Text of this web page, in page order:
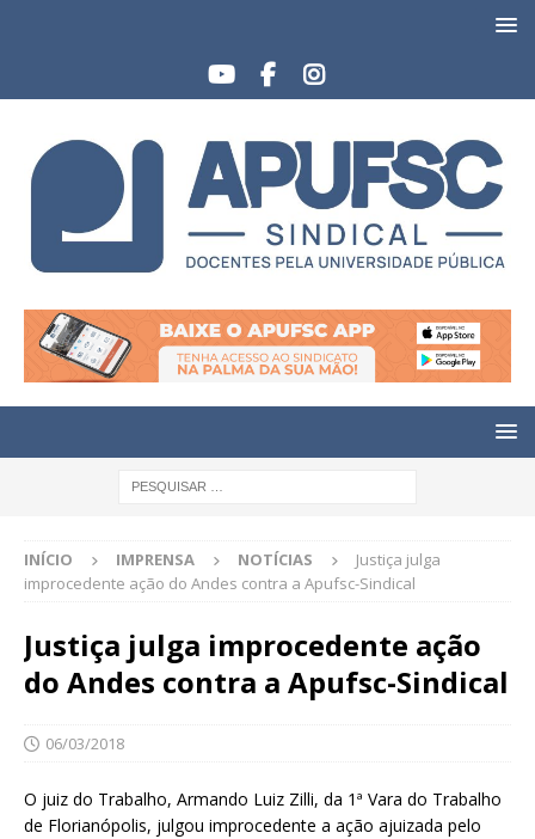
INÍCIO IMPRENSA NOTÍCIAS
Justiça julga
improcedente ação do Andes contra a Apufsc-Sindical
Justiça julga improcedente ação
do Andes contra a Apufsc-Sindical
06/03/2018
O juiz do Trabalho, Armando Luiz Zilli, da 1ª Vara do Trabalho
de Florianópolis, julgou improcedente a ação ajuizada pelo